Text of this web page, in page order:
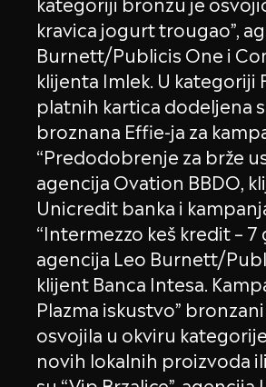
kravica jogurt trougao”,
Burnett/Publicis One i
klijenta Imlek. U kategoriji
platnih kartica dodeljena
broznana Effie-ja za
“Predodobrenje za brže
agencija Ovation BBDO,
Unicredit banka i
“Intermezzo keš kredit – 7
agencija Leo Burnett/
klijent Banca Intesa.
Plazma iskustvo”
osvojila u okviru
novih lokalnih proizvoda